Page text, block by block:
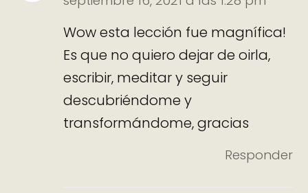
Wow esta lección fue magnífica!
Es que no quiero dejar de oirla,
escribir, meditar y seguir
descubriéndome y
transformándome, gracias
Responder